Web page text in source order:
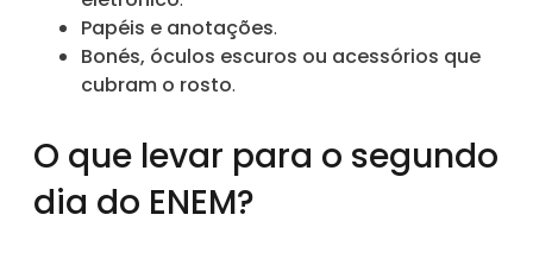
Papéis e anotações.
Bonés, óculos escuros ou acessórios que
cubram o rosto.
O que levar para o segundo
dia do ENEM?